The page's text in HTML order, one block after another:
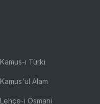
Kamus-ı Türki
Kamus'ul Alam
Lehçe-i Osmani